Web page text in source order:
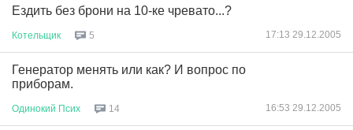
Ездить без брони на 10-ке чревато...?
Котельщик 5 17:13 29.12.2005
Генератор менять или как? И вопрос по
приборам.
Одинокий Псих 14 16:53 29.12.2005